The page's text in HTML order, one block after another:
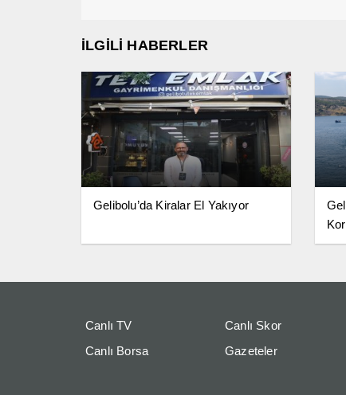
İLGİLİ HABERLER
Gelibolu’da Kiralar El Yakıyor
Canlı TV
Canlı Skor
Canlı Borsa
Gazeteler